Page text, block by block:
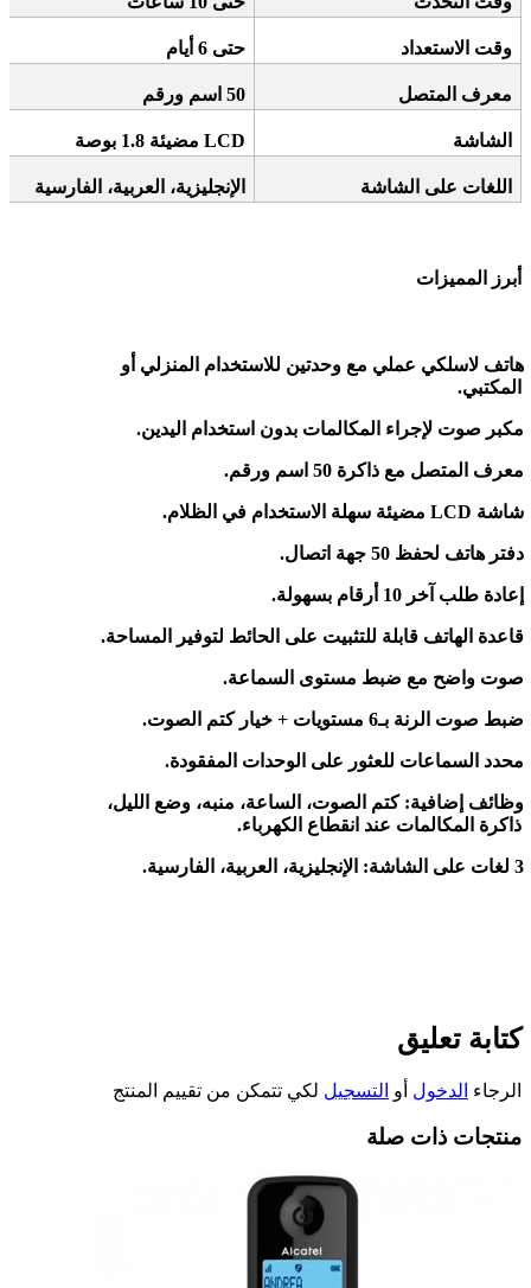
وقت الاستعداد حتى 6 أيام
معرف المتصل 50 اسم ورقم
الشاشة LCD مضيئة 1.8 بوصة
اللغات على الشاشة الإنجليزية، العربية، الفارسية
أبرز المميزات
هاتف لاسلكي عملي مع وحدتين للاستخدام المنزلي أو
المكتبي.
مكبر صوت لإجراء المكالمات بدون استخدام اليدين.
معرف المتصل مع ذاكرة 50 اسم ورقم .
شاشة LCD مضيئة سهلة الاستخدام في الظلام.
دفتر هاتف لحفظ 50 جهة اتصال .
إعادة طلب آخر 10 أرقام بسهولة.
قاعدة الهاتف قابلة للتثبيت على الحائط لتوفير المساحة.
صوت واضح مع ضبط مستوى السماعة.
ضبط صوت الرنة بـ6 مستويات + خيار كتم الصوت .
محدد السماعات للعثور على الوحدات المفقودة.
وظائف إضافية: كتم الصوت، الساعة، منبه، وضع الليل،
ذاكرة المكالمات عند انقطاع الكهرباء.
3 لغات على الشاشة: الإنجليزية، العربية، الفارسية.
كتابة تعليق
الرجاء الدخول أو التسجيل لكي تتمكن من تقييم المنتج
منتجات ذات صلة